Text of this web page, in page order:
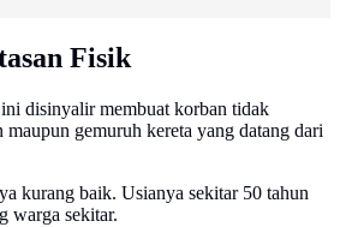
Fisik
disinyalir membuat korban tidak
maupun gemuruh kereta yang datang dari
kurang baik. Usianya sekitar 50 tahun
warga sekitar.